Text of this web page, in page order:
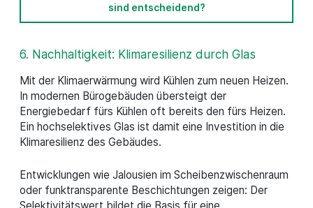
sind entscheidend?
6. Nachhaltigkeit: Klimaresilienz durch Glas
Mit der Klimaerwärmung wird Kühlen zum neuen Heizen.
In modernen Bürogebäuden übersteigt der
Energiebedarf fürs Kühlen oft bereits den fürs Heizen.
Ein hochselektives Glas ist damit eine Investition in die
Klimaresilienz des Gebäudes.
Entwicklungen wie Jalousien im Scheibenzwischenraum
oder funktransparente Beschichtungen zeigen: Der